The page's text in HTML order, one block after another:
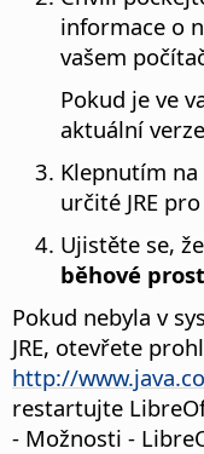
informace o
vašem
Pokud je ve
aktuální
Klepnutím
určité JRE
Ujistěte se,
běhové
Pokud nebyla v
JRE, otevřete
http://
restartujte
- Možnosti -